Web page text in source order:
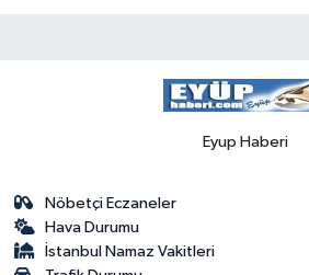
Eyup Haberi
Nöbetçi Eczaneler
Hava Durumu
İstanbul Namaz Vakitleri